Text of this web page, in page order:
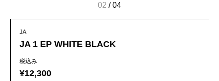
02 /04
JA
JA 1 EP WHITE BLACK
税込み
¥12,300